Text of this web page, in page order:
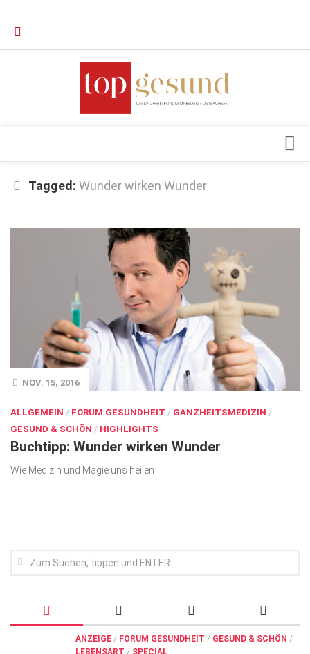
Verkaufsstellen
Kontakt, Impressum und Rechtliche Angaben
Datenschutzerklärung
Herz & Kreislauf
Schönheit & Wohlbefinden
Wirtschaft, Recht, Finanzen
Zahn, Mund, Kiefer
Forum Gesundheit
Sehen
Innovationen
Tagged: Wunder wirken Wunder
NOV. 15, 2016
ALLGEMEIN / FORUM GESUNDHEIT / GANZHEITSMEDIZIN /
GESUND & SCHÖN / HIGHLIGHTS
Buchtipp: Wunder wirken Wunder
Wie Medizin und Magie uns heilen
ANZEIGE / FORUM GESUNDHEIT / GESUND & SCHÖN /
LEBENSART / SPECIAL